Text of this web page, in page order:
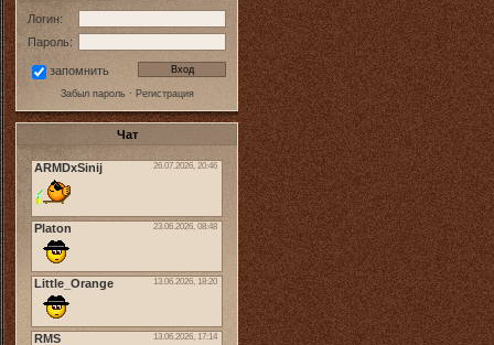
Логин:
Пароль:
запомнить
Забыл пароль· Регистрация
Чат